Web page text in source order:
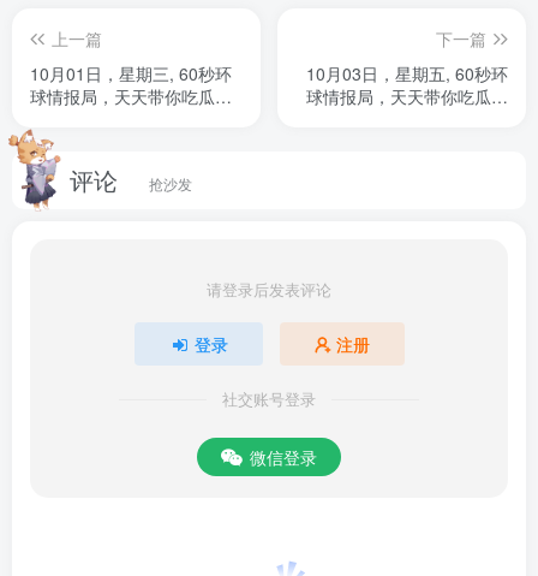
24H2代码库，新增AI辅助安全编码技术并精简体积。用户可
通过Windows Update获取，但部分设备可能因兼容性问题暂
缓推送。#Windows11# #微软更新#
———————-
标题: 特朗普移动 T1 手机发售延期，此前已不再标榜“美国制
造”
新闻简介: 特朗普移动T1手机原定9月发售却再度跳票，官网
悄然删除具体发售日期，屏幕尺寸缩水至6.25英寸，此前宣
传的“5000毫安时长续航摄像头”等迷惑参数也被删除。更微
妙的是，其“美国制造”宣传语已改为“美国团队参与设计”。#
发布时间: 2025-10-01T21:37:11.493
上一篇
10月01日，星期三, 60秒环
球情报局，天天带你吃瓜看
下一篇
10月03日，星期五, 60秒环
球情报局，天天带你吃瓜看
评论 抢沙发
请登录后发表评论
登录 注册
社交账号登录
微信登录